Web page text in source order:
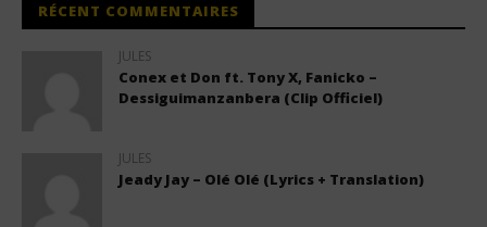
RÉCENT COMMENTAIRES
JULES
Conex et Don ft. Tony X, Fanicko –
Dessiguimanzanbera (Clip Officiel)
JULES
Jeady Jay – Olé Olé (Lyrics + Translation)